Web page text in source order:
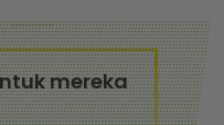
mereka